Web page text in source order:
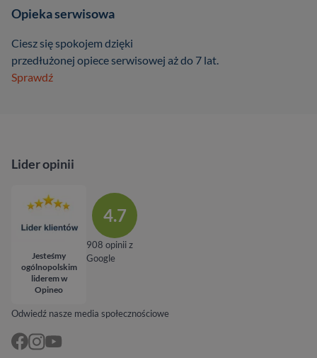
Opieka serwisowa
Ciesz się spokojem dzięki
przedłużonej opiece serwisowej aż do 7 lat.
Sprawdź
Odwiedź nasze media społecznościowe
Lider opinii
Jesteśmy
ogólnopolskim
liderem w
Opineo
4.7
908 opinii z
Google